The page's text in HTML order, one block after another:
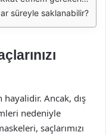
süreyle saklanabilir?
hayalidir. Ancak, dış
nedeniyle
saçlarımızı